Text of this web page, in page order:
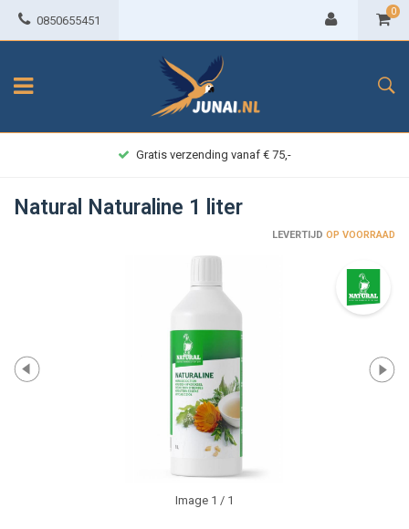
0850655451
0
Gratis verzending vanaf € 75,-
Natural Naturaline 1 liter
LEVERTIJD OP VOORRAAD
Image 1 / 1